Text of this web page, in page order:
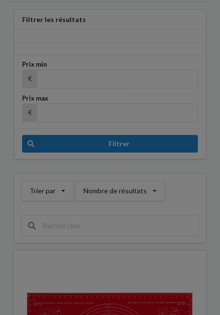
Filtrer les résultats
Prix min
€
Prix max
€
Filtrer
Trier par Nombre de résultats